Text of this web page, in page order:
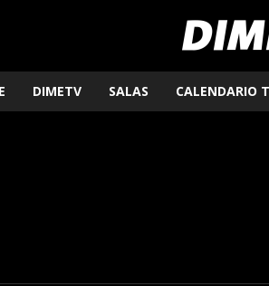
DIMETV SALAS CALENDARIO